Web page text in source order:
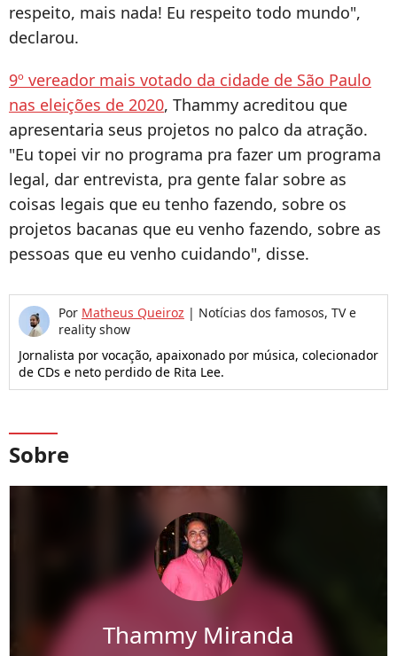
respeito, mais nada! Eu respeito todo mundo",
declarou.
9º vereador mais votado da cidade de São Paulo
nas eleições de 2020, Thammy acreditou que
apresentaria seus projetos no palco da atração.
"Eu topei vir no programa pra fazer um programa
legal, dar entrevista, pra gente falar sobre as
coisas legais que eu tenho fazendo, sobre os
projetos bacanas que eu venho fazendo, sobre as
pessoas que eu venho cuidando", disse.
Por Matheus Queiroz | Notícias dos famosos, TV e
reality show
Jornalista por vocação, apaixonado por música, colecionador
de CDs e neto perdido de Rita Lee.
Sobre
Thammy Miranda